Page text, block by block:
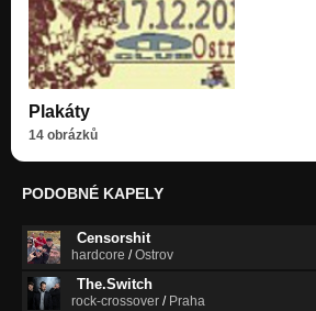
Plakáty
14 obrázků
PODOBNÉ KAPELY
Censorshit
hardcore /Ostrov
The.Switch
rock-crossover / Praha